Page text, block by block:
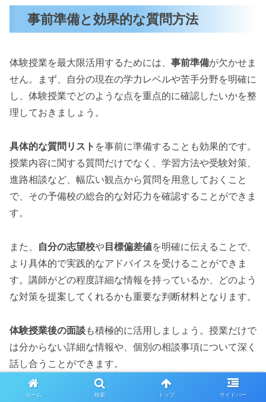
事前準備と効果的な質問方法
体験授業を最大限活用するためには、 事前準備が欠かせま
せん。まず、自分の現在の学力レベルや苦手分野を明確に
し、体験授業でどのような点を重点的に確認したいかを整
理しておきましょう。
具体的な質問リスト を事前に準備することも効果的です。
授業内容に関する質問だけでなく、学習方法や受験対策、
進路相談など、幅広い観点から質問を用意しておくこと
で、その予備校の総合的な対応力を確認することができま
す。
また、 自分の志望校や目標偏差値を明確に伝えることで、
より具体的で実践的なアドバイスを受けることができま
す。講師がどの程度詳細な情報を持っているか、どのよう
な対策を提案してくれるかも重要な判断材料となります。
体験授業後の面談も積極的に活用しましょう。授業だけで
は分からない詳細な情報や、個別の相談事項について深く
話し合うことができます。
ホーム 検索 トップ サイドバー